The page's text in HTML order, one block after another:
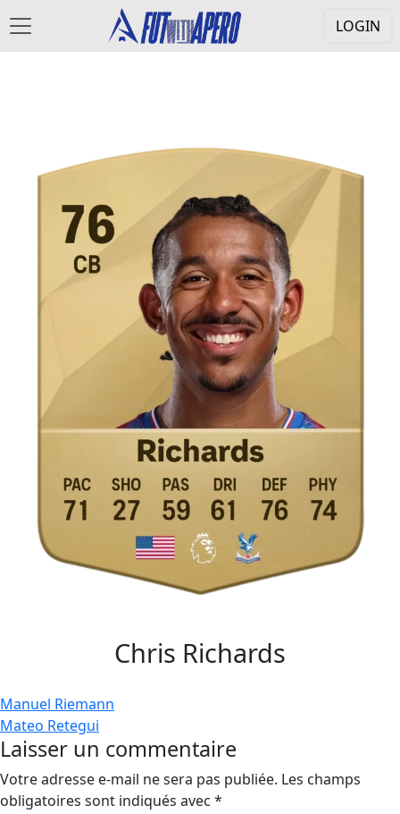
LOGIN
Chris Richards
Navigation
de
l’article
Manuel Riemann
Mateo Retegui
Laisser un commentaire
Votre adresse e-mail ne sera pas publiée. Les champs
obligatoires sont indiqués avec *